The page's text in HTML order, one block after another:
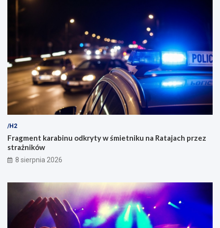
/H2
Fragment karabinu odkryty w śmietniku na Ratajach przez
strażników
8 sierpnia 2026